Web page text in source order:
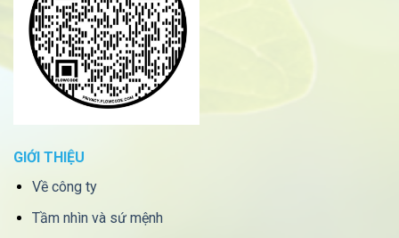
GIỚI THIỆU
Về công ty
Tầm nhìn và sứ mệnh